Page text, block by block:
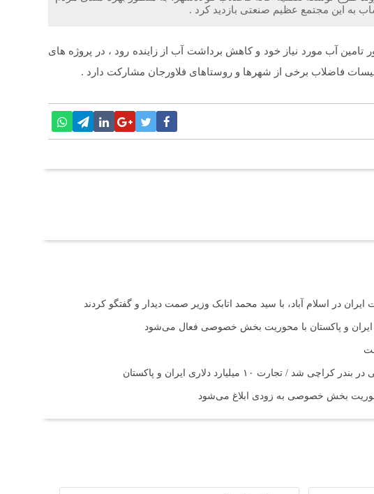
به این مجتمع عظیم صنعتی بازدید کرد .
آب مورد نیاز خود و کاهش برداشت آب از زاینده رود ، در پروژه های
فاضلاب برخی از شهرها و روستاهای فلاورجان مشارکت دارد .
در اسلام آباد، با سید محمد اتابک وزیر صمت دیدار و گفتگو کردند
ایران و پاکستان با محوریت بخش خصوصی فعال می‌شود
۱۰ میلیارد دلاری ایران و پاکستان
بخش خصوصی به زودی ابلاغ می‌شود